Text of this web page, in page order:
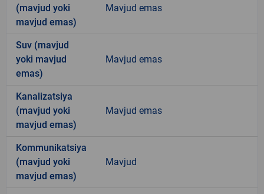
(mavjud yoki
mavjud emas)
Mavjud emas
Suv (mavjud
yoki mavjud
emas)
Mavjud emas
Kanalizatsiya
(mavjud yoki
mavjud emas)
Mavjud emas
Kommunikatsiya
(mavjud yoki
mavjud emas)
Mavjud